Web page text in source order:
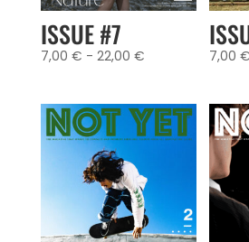
ISSUE #7
7,00 € - 22,00 €Fascia
da
7,00 €
22,00 €
7,00€